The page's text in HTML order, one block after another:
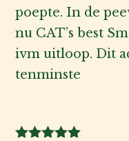
poepte. In de
nu CAT’s best
ivm uitloop. Dit
tenminste